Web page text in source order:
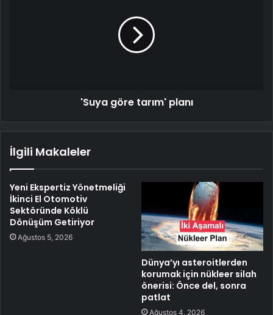
'Suya göre tarım' planı
İlgili Makaleler
Yeni Ekspertiz Yönetmeliği
İkinci El Otomotiv
Sektöründe Köklü
Dönüşüm Getiriyor
Ağustos 5, 2026
Dünya’yı asteroitlerden
korumak için nükleer silah
önerisi: Önce del, sonra
patlat
Ağustos 4, 2026